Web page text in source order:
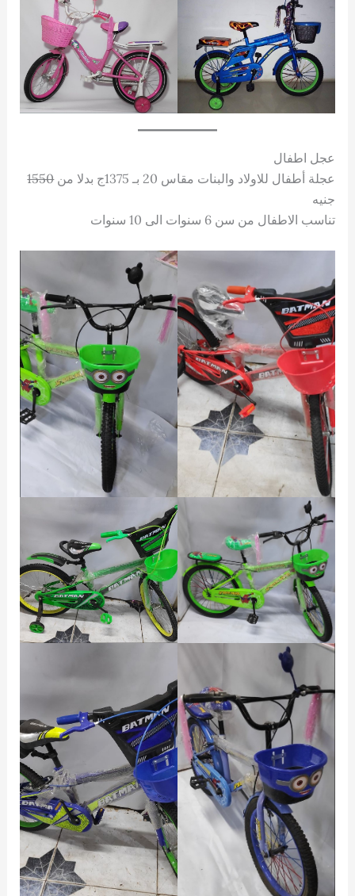
عجل اطفال
عجلة أطفال للاولاد والبنات مقاس 20 بـ 1375ج بدلا من
1550
جنيه
تناسب الاطفال من سن 6 سنوات الى 10 سنوات